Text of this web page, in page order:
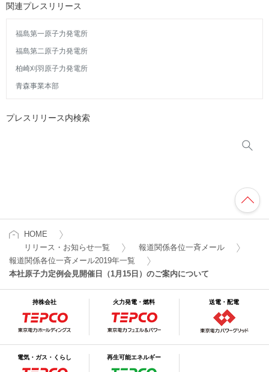
関連プレスリリース
福島第一原子力発電所
福島第二原子力発電所
柏崎刈羽原子力発電所
青森事業本部
プレスリリース内検索
HOME
リリース・お知らせ一覧
報道関係各位一斉メール
報道関係各位一斉メール2019年一覧
本社原子力定例会見開催日（1月15日）のご案内について
持株会社 火力発電・燃料 送電・配電
電気・ガス・くらし 再生可能エネルギー